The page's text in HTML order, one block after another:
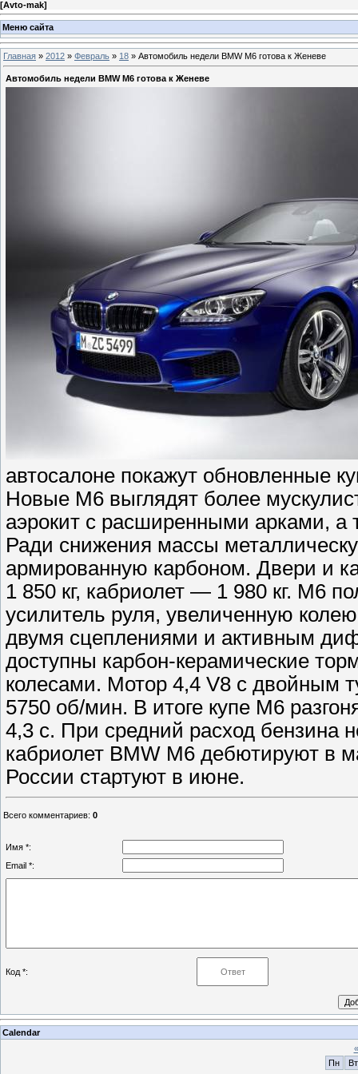
[Avto-mak]
Меню сайта
Главная » 2012 » Февраль » 18 » Автомобиль недели BMW M6 готова к Женеве
Автомобиль недели BMW M6 готова к Женеве
автосалоне покажут обновленные
Новые M6 выглядят более
аэрокит с расширенными арками,
Ради снижения массы
армированную карбоном. Двери и
1 850 кг, кабриолет — 1 980 кг. М6
усилитель руля, увеличенную
двумя сцеплениями и активным
доступны карбон-керамические
колесами. Мотор 4,4 V8 с двойным
5750 об/мин. В итоге купе M6
4,3 с. При средний расход бензина
кабриолет BMW M6 дебютируют в
России стартуют в июне.
Всего комментариев: 0
Имя *:
Email *:
Код *:
Calendar
«
Пн
Вт